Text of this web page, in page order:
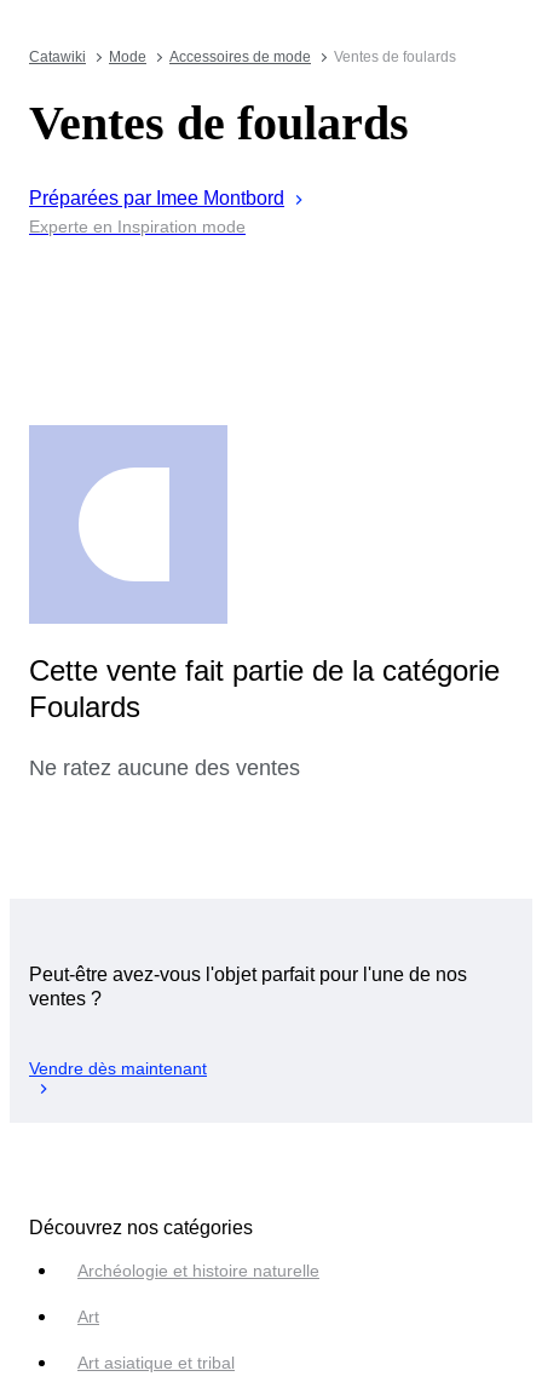
Catawiki Mode Accessoires de mode Ventes de foulards
Ventes de foulards
Préparées par Imee Montbord
Experte en Inspiration mode
Cette vente fait partie de la catégorie
Foulards
Ne ratez aucune des ventes
Peut-être avez-vous l'objet parfait pour l'une de nos
ventes ?
Vendre dès maintenant
Découvrez nos catégories
Archéologie et histoire naturelle
Art
Art asiatique et tribal